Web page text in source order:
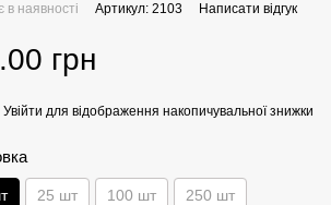
в наявності Артикул: 2103 Написати відгук
грн
Увійти для відображення накопичувальної знижки
25 шт 100 шт 250 шт